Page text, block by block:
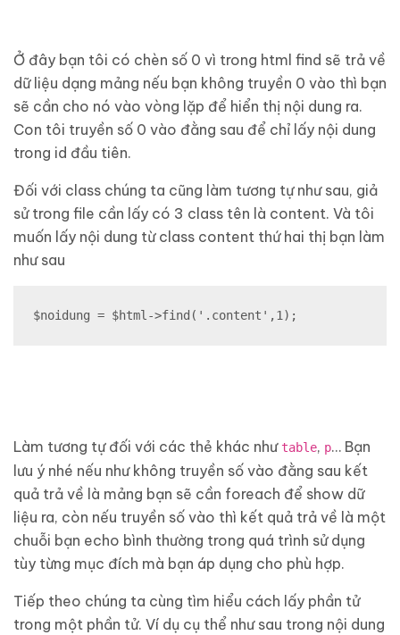
Ở đây bạn tôi có chèn số 0 vì trong html find sẽ trả về
dữ liệu dạng mảng nếu bạn không truyền 0 vào thì bạn
sẽ cần cho nó vào vòng lặp để hiển thị nội dung ra.
Con tôi truyền số 0 vào đằng sau để chỉ lấy nội dung
trong id đầu tiên.
Đối với class chúng ta cũng làm tương tự như sau, giả
sử trong file cần lấy có 3 class tên là content. Và tôi
muốn lấy nội dung từ class content thứ hai thị bạn làm
như sau
$noidung = $html->find('.content',1);
Làm tương tự đối với các thẻ khác như table, p… Bạn
lưu ý nhé nếu như không truyền số vào đằng sau kết
quả trả về là mảng bạn sẽ cần foreach để show dữ
liệu ra, còn nếu truyền số vào thì kết quả trả về là một
chuỗi bạn echo bình thường trong quá trình sử dụng
tùy từng mục đích mà bạn áp dụng cho phù hợp.
Tiếp theo chúng ta cùng tìm hiểu cách lấy phần tử
trong một phần tử. Ví dụ cụ thể như sau trong nội dung